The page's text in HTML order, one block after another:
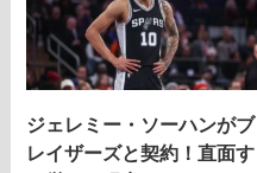
ジェレミー・ソーハンがブ
レイザーズと契約！直面す